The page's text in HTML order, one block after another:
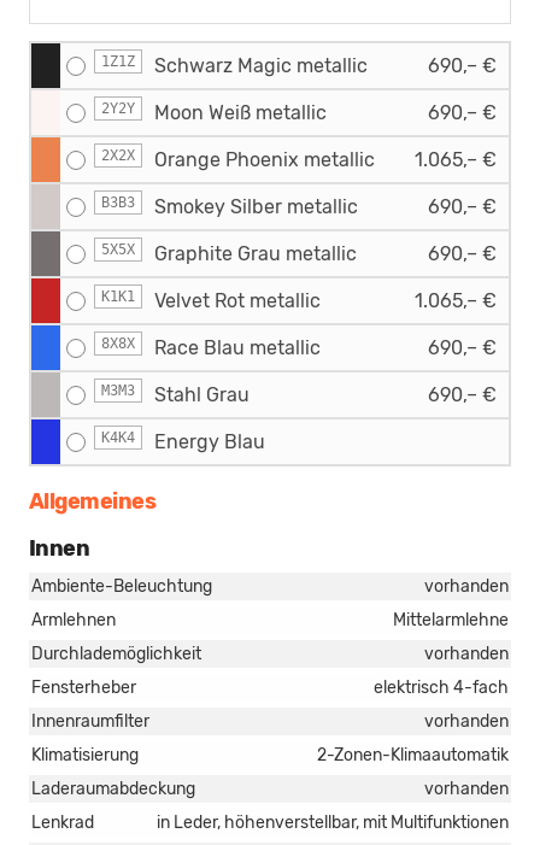
1Z1Z Schwarz Magic metallic 690,– €
2Y2Y Moon Weiß metallic 690,– €
2X2X Orange Phoenix metallic 1.065,– €
B3B3 Smokey Silber metallic 690,– €
5X5X Graphite Grau metallic 690,– €
K1K1 Velvet Rot metallic 1.065,– €
8X8X Race Blau metallic 690,– €
M3M3 Stahl Grau 690,– €
K4K4 Energy Blau
Allgemeines
Innen
Ambiente-Beleuchtung
vorhanden
Armlehnen
Mittelarmlehne
Durchlademöglichkeit
vorhanden
Fensterheber
elektrisch 4-fach
Innenraumfilter
vorhanden
Klimatisierung
2-Zonen-Klimaautomatik
Laderaumabdeckung
vorhanden
Lenkrad
in Leder, höhenverstellbar, mit Multifunktionen